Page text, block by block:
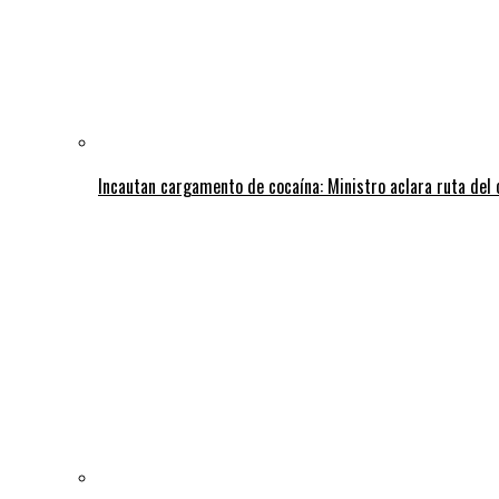
Incautan cargamento de cocaína: Ministro aclara ruta del